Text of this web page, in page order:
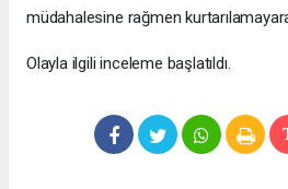
müdahalesine rağmen
Olayla ilgili inceleme başlatıldı.